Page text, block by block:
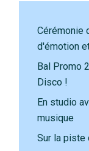
Cérémonie
d'émotion
Bal Promo
Disco !
En studio
musique
Sur la piste